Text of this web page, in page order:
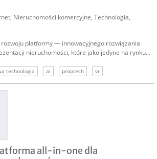
, Nieruchomości komercyjne, Technologia,
rozwoju platformy — innowacyjnego rozwiązania
nieruchomości, które jako jedyne na rynku...
technologia ai proptech vr
all-in-one dla